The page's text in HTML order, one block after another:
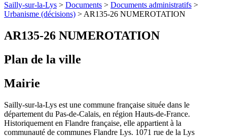
Sailly-sur-la-Lys > Documents > Documents administratifs >
Urbanisme (décisions) > AR135-26 NUMEROTATION
AR135-26 NUMEROTATION
Plan de la ville
Mairie
Sailly-sur-la-Lys est une commune française située dans le
département du Pas-de-Calais, en région Hauts-de-France.
Historiquement en Flandre française, elle appartient à la
communauté de communes Flandre Lys. 1071 rue de la Lys